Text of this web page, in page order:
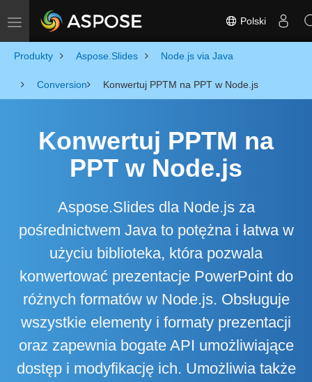
Toggle navigation Polski
Produkty Aspose.Slides Node.js via Java
Conversion Konwertuj PPTM na PPT w Node.js
Konwertuj PPTM na
PPT w Node.js
Aspose.Slides dla Node.js za
pośrednictwem Java to potężna i łatwa w
użyciu biblioteka, która pozwala
konwertować prezentacje PowerPoint do
różnych formatów w Node.js. Obsługuje
wszystkie elementy i formaty prezentacji
oraz zapewnia bogate API umożliwiające
dostęp i modyfikację ich. Umożliwia także